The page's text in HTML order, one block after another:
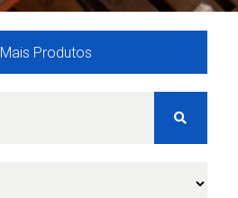
Mais Produtos